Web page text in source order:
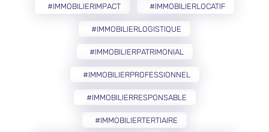
#IMMOBILIERIMPACT #IMMOBILIERLOCATIF
#IMMOBILIERLOGISTIQUE
#IMMOBILIERPATRIMONIAL
#IMMOBILIERPROFESSIONNEL
#IMMOBILIERRESPONSABLE
#IMMOBILIERTERTIAIRE